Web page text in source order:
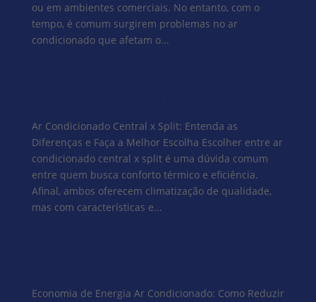
ou em ambientes comerciais. No entanto, com o
tempo, é comum surgirem problemas no ar
condicionado que afetam o...
Ar Condicionado Central x Split: Entenda as
Diferenças e Faça a Melhor Escolha Escolher entre ar
condicionado central x split é uma dúvida comum
entre quem busca conforto térmico e eficiência.
Afinal, ambos oferecem climatização de qualidade,
mas com características e...
Economia de Energia Ar Condicionado: Como Reduzir